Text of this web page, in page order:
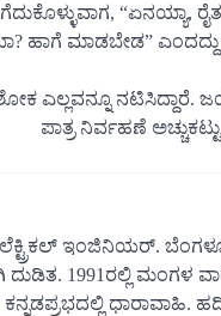
ಹಾಗೆ ಮಾಡಬೇಡ”
ಶೋಕ ಎಲ್ಲವನ್ನೂ
ಪಾತ್ರ ನಿರ್ವಹಣೆ
ಇಂಜಿನಿಯರ್.
1991ರಲ್ಲಿ ಮಂಗಳ
ಧಾರಾವಾಹಿ.